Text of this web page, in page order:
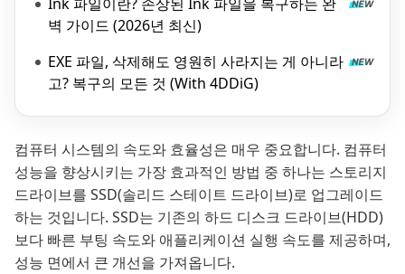
벽 가이드 (2026년 최신)
EXE 파일, 삭제해도 영원히 사라지는 게 아니라
고? 복구의 모든 것 (With 4DDiG)
컴퓨터 시스템의 속도와 효율성은 매우 중요합니다. 컴퓨터
성능을 향상시키는 가장 효과적인 방법 중 하나는 스토리지
드라이브를 SSD(솔리드 스테이트 드라이브)로 업그레이드
하는 것입니다. SSD는 기존의 하드 디스크 드라이브(HDD)
보다 빠른 부팅 속도와 애플리케이션 실행 속도를 제공하며,
성능 면에서 큰 개선을 가져옵니다.